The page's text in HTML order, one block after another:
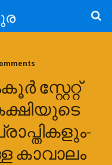
സ്റ്റേറ്റ്
കാവാലം